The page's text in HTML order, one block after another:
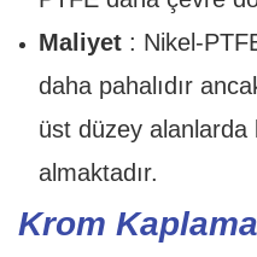
Maliyet: Nikel-
daha pahalıdır
üst düzey alanlarda
almaktadır.
Krom